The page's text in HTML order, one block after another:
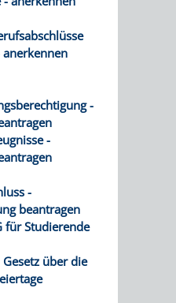
-
-
-
beantragen
für Studierende
über die